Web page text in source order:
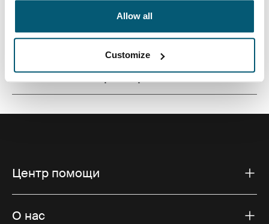
Allow all
Customize
Toggle features
Все характеристики
Toggle techspec
Технические характеристики
Центр помощи
О нас